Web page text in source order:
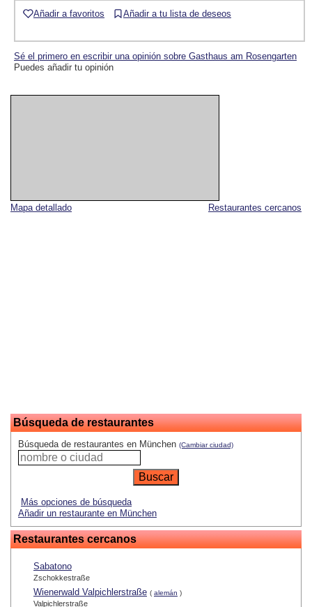
Restaurantes cercanos
Mapa detallado
Búsqueda de restaurantes
Búsqueda de restaurantes en München (Cambiar ciudad)
Más opciones de búsqueda
Añadir un restaurante en München
Restaurantes cercanos
Sabatono
Zschokkestraße
Wienerwald Valpichlerstraße ( alemán )
Valpichlerstraße
Añadir a favoritos Añadir a tu lista de deseos
Sé el primero en escribir una opinión sobre Gasthaus am Rosengarten
Puedes añadir tu opinión